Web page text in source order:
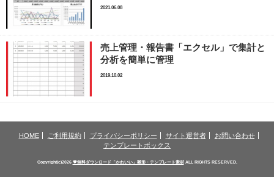
2021.06.08
売上管理・報告書「エクセル」で集計と
分析を簡単に管理
2019.10.02
HOME ご利用規約 プライバシーポリシー サイト運営者
お問い合わせ
テンプレートボックス
Copyright(c)2026 💗無料ダウンロード「かわいい」雛形・テンプレート素材ALL RIGHTS RESERVED.